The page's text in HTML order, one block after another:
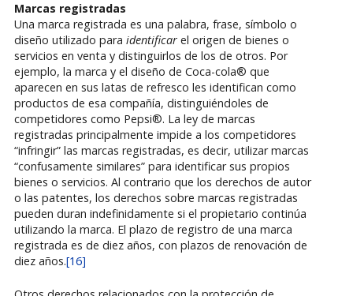
Marcas registradas
Una marca registrada es una palabra, frase, símbolo o
diseño utilizado para identificarel origen de bienes o
servicios en venta y distinguirlos de los de otros. Por
ejemplo, la marca y el diseño de Coca-cola® que
aparecen en sus latas de refresco les identifican como
productos de esa compañía, distinguiéndoles de
competidores como Pepsi®. La ley de marcas
registradas principalmente impide a los competidores
“infringir” las marcas registradas, es decir, utilizar marcas
“confusamente similares” para identificar sus propios
bienes o servicios. Al contrario que los derechos de autor
o las patentes, los derechos sobre marcas registradas
pueden duran indefinidamente si el propietario continúa
utilizando la marca. El plazo de registro de una marca
registrada es de diez años, con plazos de renovación de
diez años.[16]